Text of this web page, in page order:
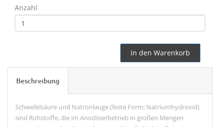
Anzahl
In den Warenkorb
Beschreibung
Schwefelsäure und Natronlauge (feste Form: Natriumhydroxid)
sind Rohstoffe, die im Anodisierbetrieb in großen Mengen